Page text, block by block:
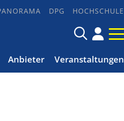
DPG HOCHSCHULE
Anbieter Veranstaltungen